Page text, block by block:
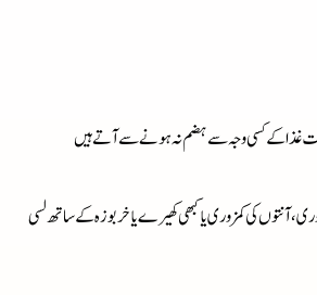
دست غذا کے کسی وجہ سے ہضم نہ ہونے سے آتے ہیں
، آنتوں کی کمزوری یا کبھی کھیرے یا خربوزہ کے ساتھ لسی